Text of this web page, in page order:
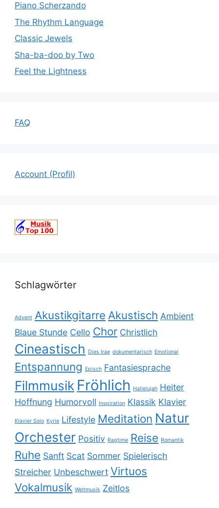
Piano Scherzando
The Rhythm Language
Classic Jewels
Sha-ba-doo by Two
Feel the Lightness
FAQ
Account (Profil)
Schlagwörter
Advent Akustikgitarre Akustisch Ambient
Blaue Stunde Cello Chor Christlich
Cineastisch Dies Irae dokumentarisch Emotional
Entspannung Episch Fantasiesprache
Filmmusik Fröhlich Hallelujah Heiter
Hoffnung Humorvoll Inspiration Klassik Klavier
Klavier Solo Kyrie Lifestyle Meditation Natur
Orchester Positiv Ragtime Reise Romantik
Ruhe Sanft Scat Sommer Spielerisch
Streicher Unbeschwert Virtuos
Vokalmusik Weltmusik Zeitlos